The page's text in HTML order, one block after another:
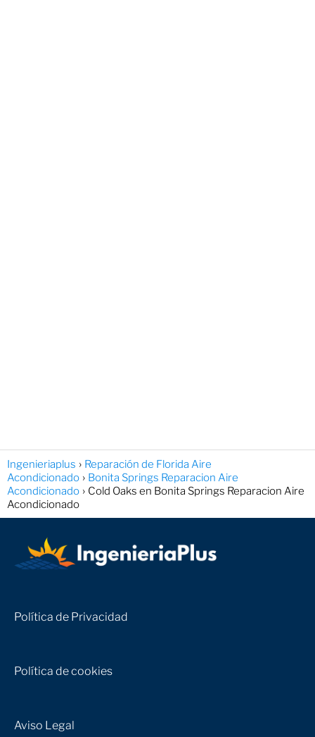
Ingenieriaplus
Reparación de Florida Aire
Acondicionado
Bonita Springs Reparacion Aire
Acondicionado
Cold Oaks en Bonita Springs Reparacion Aire
Acondicionado
Política de Privacidad
Política de cookies
Aviso Legal